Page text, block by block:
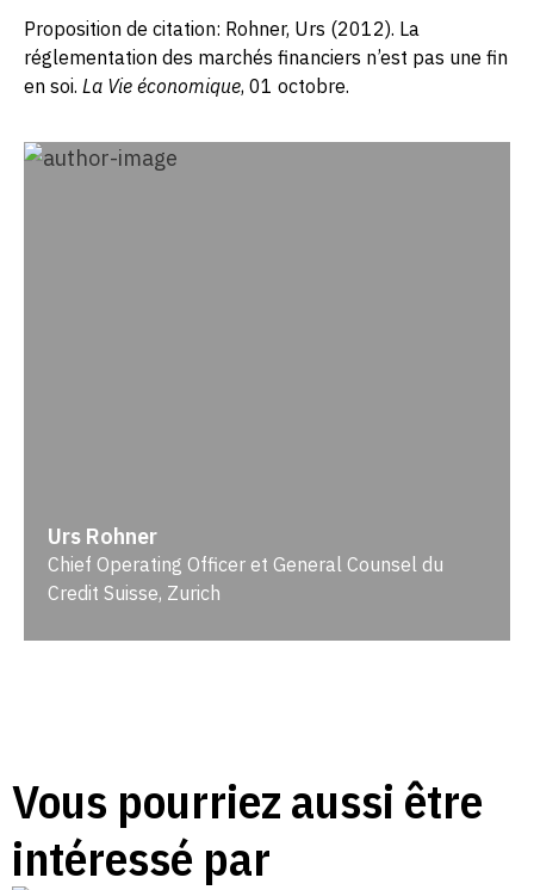
Proposition de citation: Rohner, Urs (2012). La
réglementation des marchés financiers n’est pas une fin
en soi. La Vie économique, 01 octobre.
Urs Rohner
Chief Operating Officer et General Counsel du
Credit Suisse, Zurich
Vous pourriez aussi être
intéressé par